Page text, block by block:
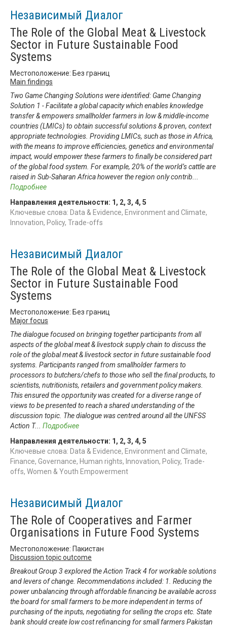
Независимый Диалог
The Role of the Global Meat & Livestock
Sector in Future Sustainable Food
Systems
Местоположение: Без границ
Main findings
Two Game Changing Solutions were identified: Game Changing
Solution 1 - Facilitate a global capacity which enables knowledge
transfer & empowers smallholder farmers in low & middle-income
countries (LMICs) to obtain successful solutions & proven, context
appropriate technologies. Providing LMICs, such as those in Africa,
with the means to improve efficiencies, genetics and environmental
impact, would empower these farmers to finally be considered part
of the global food system. For example, 20% of the world’s cattle are
raised in Sub-Saharan Africa however the region only contrib
Подробнее
Направления деятельности: 1 , 2, 3, 4, 5
Ключевые слова: Data & Evidence, Environment and Climate,
Innovation, Policy, Trade-offs
Независимый Диалог
The Role of the Global Meat & Livestock
Sector in Future Sustainable Food
Systems
Местоположение: Без границ
Major focus
The dialogue focused on bringing together participants from all
aspects of the global meat & livestock supply chain to discuss the
role of the global meat & livestock sector in future sustainable food
systems. Participants ranged from smallholder farmers to
processors to butchers/chefs to those who sell the final products, to
scientists, nutritionists, retailers and government policy makers.
This ensured the opportunity was created for a diverse range of
views to be presented to reach a shared understanding of the
discussion topic. The dialogue was centred around all the UNFSS
Action T... Подробнее
Направления деятельности: 1 , 2, 3, 4, 5
Ключевые слова: Data & Evidence, Environment and Climate,
Finance, Governance, Human rights, Innovation, Policy, Trade-
offs, Women & Youth Empowerment
Независимый Диалог
The Role of Cooperatives and Farmer
Organisations in Future Food Systems
Местоположение: Пакистан
Discussion topic outcome
Breakout Group 3 explored the Action Track 4 for workable solutions
and levers of change. Recommendations included: 1. Reducing the
power unbalancing through affordable financing be available across
the board for small farmers to be more independent in terms of
purchasing of the inputs, negotiating for selling the crops etc. State
bank should create low cost refinancing for small farmers Pakistan